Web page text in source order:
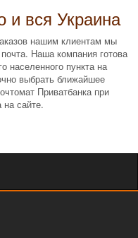
и вся Украина
нашим клиентам мы
Наша компания готова
населенного пункта на
выбрать ближайшее
Приватбанка при
сайте.